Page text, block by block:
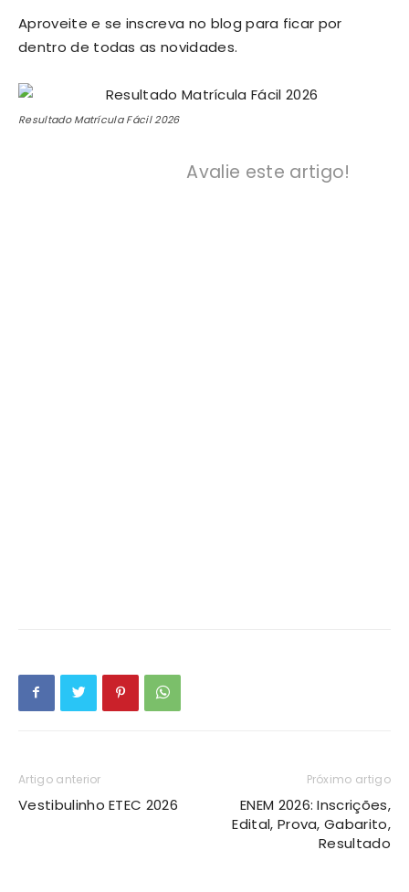
Aproveite e se inscreva no blog para ficar por
dentro de todas as novidades.
Resultado Matrícula Fácil 2026
Avalie este artigo!
Artigo anterior
Vestibulinho ETEC 2026
Próximo artigo
ENEM 2026: Inscrições,
Edital, Prova, Gabarito,
Resultado